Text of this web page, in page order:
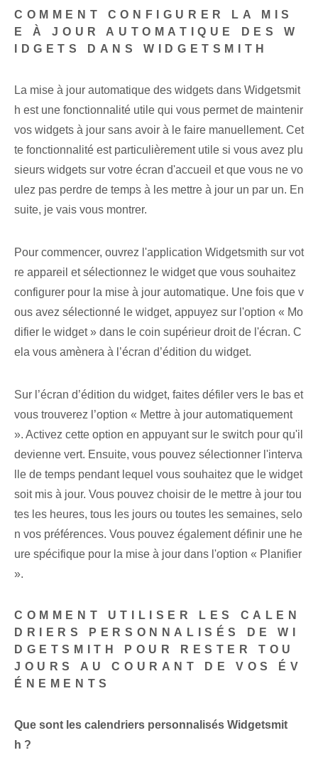
COMMENT CONFIGURER LA MIS
E À JOUR AUTOMATIQUE DES W
IDGETS DANS WIDGETSMITH
La mise à jour automatique des widgets dans Widgetsmit
h est une fonctionnalité utile qui vous permet de maintenir
vos widgets à jour sans avoir à le faire manuellement. Cet
te fonctionnalité est particulièrement utile si vous avez plu
sieurs widgets sur votre écran d'accueil et que vous ne vo
ulez pas perdre de temps à les mettre à jour un par un. En
suite, je vais vous montrer.
Pour commencer, ouvrez l'application Widgetsmith sur vot
re appareil et sélectionnez le widget que vous souhaitez
configurer pour la mise à jour automatique. Une fois que v
ous avez sélectionné le widget, appuyez sur l'option « Mo
difier le widget » dans le coin supérieur droit de l'écran. C
ela vous amènera à l’écran d’édition du widget.
Sur l’écran d’édition du widget, faites défiler vers le bas et
vous trouverez l’option « Mettre à jour automatiquement
». Activez cette option en appuyant sur le ⁤switch pour qu'il
devienne⁤ vert. Ensuite, vous pouvez sélectionner l'interva
lle de temps pendant lequel vous souhaitez que le widget
soit mis à jour. Vous pouvez choisir de le mettre à jour tou
tes les heures, tous les jours ou toutes les semaines, selo
n vos préférences. Vous pouvez également définir une he
ure spécifique pour la mise à jour dans l'option « Planifier
».
COMMENT UTILISER LES CALEN
DRIERS PERSONNALISÉS DE WI
DGETSMITH POUR RESTER TOU
JOURS AU COURANT DE VOS ÉV
ÉNEMENTS
Que sont les calendriers personnalisés Widgetsmit
h ?